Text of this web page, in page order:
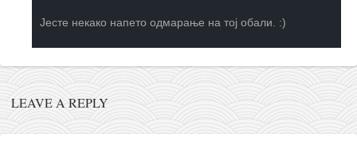
Јесте некако напето одмарање на тој обали. :)
LEAVE A REPLY